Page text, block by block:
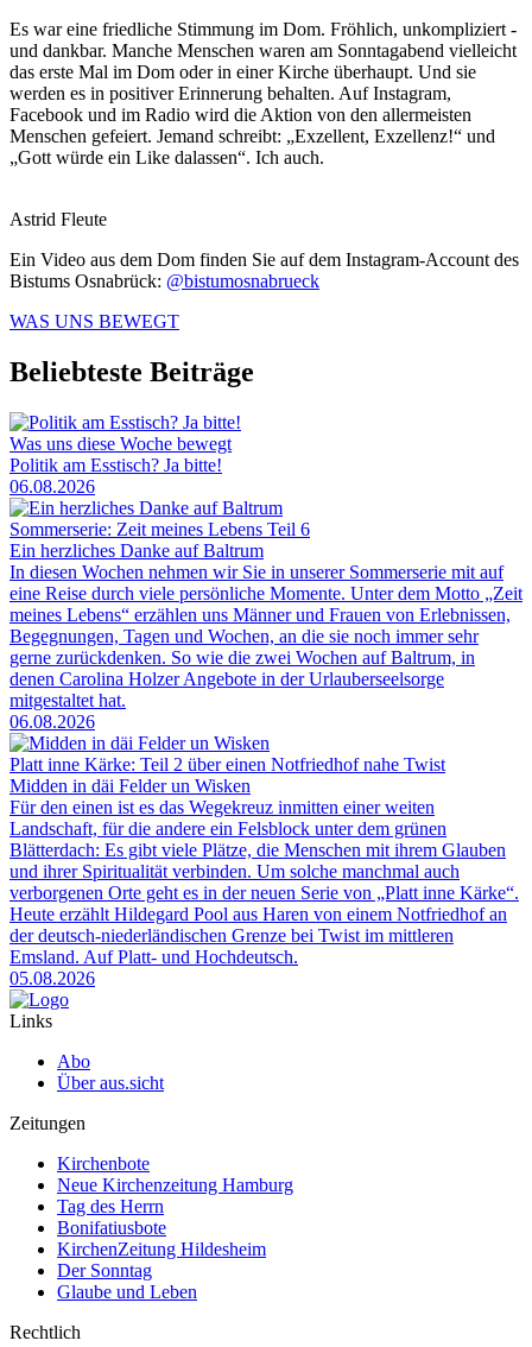
Es war eine friedliche Stimmung im Dom. Fröhlich, unkompliziert -
und dankbar. Manche Menschen waren am Sonntagabend vielleicht
das erste Mal im Dom oder in einer Kirche überhaupt. Und sie
werden es in positiver Erinnerung behalten. Auf Instagram,
Facebook und im Radio wird die Aktion von den allermeisten
Menschen gefeiert. Jemand schreibt: „Exzellent, Exzellenz!“ und
„Gott würde ein Like dalassen“. Ich auch.
Astrid Fleute
Ein Video aus dem Dom finden Sie auf dem Instagram-Account des
Bistums Osnabrück: @bistumosnabrueck
WAS UNS BEWEGT
Beliebteste Beiträge
Was uns diese Woche bewegt
Politik am Esstisch? Ja bitte!
06.08.2026
Sommerserie: Zeit meines Lebens Teil 6
Ein herzliches Danke auf Baltrum
In diesen Wochen nehmen wir Sie in unserer Sommerserie mit auf
eine Reise durch viele persönliche Momente. Unter dem Motto „Zeit
meines Lebens“ erzählen uns Männer und Frauen von Erlebnissen,
Begegnungen, Tagen und Wochen, an die sie noch immer sehr
gerne zurückdenken. So wie die zwei Wochen auf Baltrum, in
denen Carolina Holzer Angebote in der Urlauberseelsorge
mitgestaltet hat.
06.08.2026
Platt inne Kärke: Teil 2 über einen Notfriedhof nahe Twist
Midden in däi Felder un Wisken
Für den einen ist es das Wegekreuz inmitten einer weiten
Landschaft, für die andere ein Felsblock unter dem grünen
Blätterdach: Es gibt viele Plätze, die Menschen mit ihrem Glauben
und ihrer Spiritualität verbinden. Um solche manchmal auch
verborgenen Orte geht es in der neuen Serie von „Platt inne Kärke“.
Heute erzählt Hildegard Pool aus Haren von einem Notfriedhof an
der deutsch-niederländischen Grenze bei Twist im mittleren
Emsland. Auf Platt- und Hochdeutsch.
05.08.2026
Links
Abo
Über aus.sicht
Zeitungen
Kirchenbote
Neue Kirchenzeitung Hamburg
Tag des Herrn
Bonifatiusbote
KirchenZeitung Hildesheim
Der Sonntag
Glaube und Leben
Rechtlich